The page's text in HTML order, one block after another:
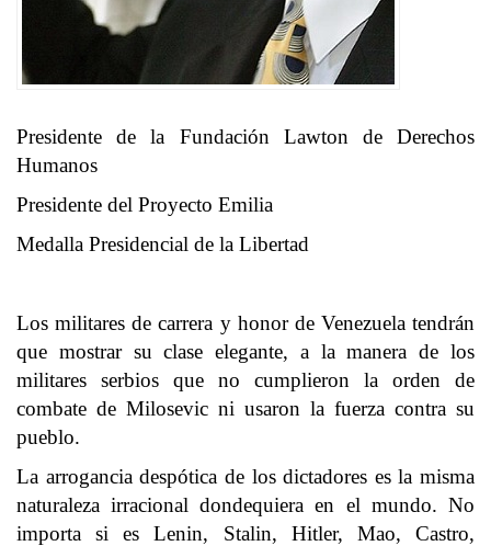
Presidente de la Fundación Lawton de Derechos
Humanos
Presidente del Proyecto Emilia
Medalla Presidencial de la Libertad
Los militares de carrera y honor de Venezuela tendrán
que mostrar su clase elegante, a la manera de los
militares serbios que no cumplieron la orden de
combate de Milosevic ni usaron la fuerza contra su
pueblo.
La arrogancia despótica de los dictadores es la misma
naturaleza irracional dondequiera en el mundo. No
importa si es Lenin, Stalin, Hitler, Mao, Castro,